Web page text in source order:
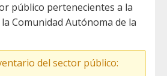
público pertenecientes a la
Comunidad Autónoma de la
del sector público: